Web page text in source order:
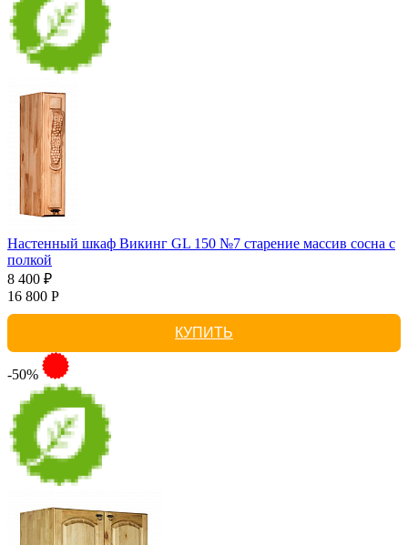
Настенный шкаф Викинг GL 150 №7 старение массив сосна с
полкой
8 400 ₽
16 800 Р
КУПИТЬ
-50%